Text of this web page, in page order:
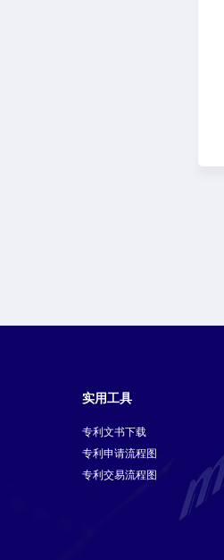
实用工具
专利文书下载
专利申请流程图
专利交易流程图